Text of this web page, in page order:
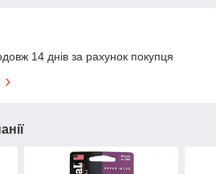
14 днів за рахунок покупця